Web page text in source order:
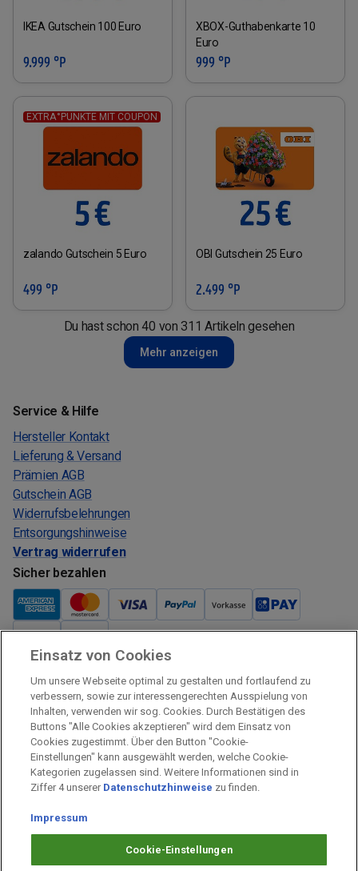
IKEA Gutschein 100 Euro
9.999 °P
XBOX-Guthabenkarte 10
Euro
999 °P
EXTRA°PUNKTE MIT COUPON
zalando Gutschein 5 Euro
499 °P
OBI Gutschein 25 Euro
2.499 °P
Du hast schon 40 von 311 Artikeln gesehen
Mehr anzeigen
Service & Hilfe
Hersteller Kontakt
Lieferung & Versand
Prämien AGB
Gutschein AGB
Widerrufsbelehrungen
Entsorgungshinweise
Vertrag widerrufen
Sicher bezahlen
Verkauf und Versand
Kostenloser Versand:
Verkauf und Versand durch:
Verkauf Gutscheine durch:
Sicher einkaufen
Prämien Impressum
Prämien Datenschutz
Einsatz von Cookies
Um unsere Webseite optimal zu gestalten und fortlaufend zu
verbessern, sowie zur interessengerechten Ausspielung von
Inhalten, verwenden wir sog. Cookies. Durch Bestätigen des
Buttons "Alle Cookies akzeptieren" wird dem Einsatz von
Cookies zugestimmt. Über den Button "Cookie-
Einstellungen" kann ausgewählt werden, welche Cookie-
Kategorien zugelassen sind. Weitere Informationen sind in
Ziffer 4 unserer Datenschutzhinweise zu finden.
Impressum
Cookie-Einstellungen